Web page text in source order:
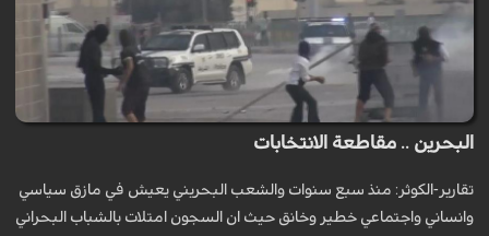
البحرين .. مقاطعة الانتخابات
تقارير-الكوثر: منذ سبع سنوات والشعب البحريني يعيش في مازق سياسي
وانساني واجتماعي خطير وخانق حيث ان السجون امتلات بالشباب البحراني